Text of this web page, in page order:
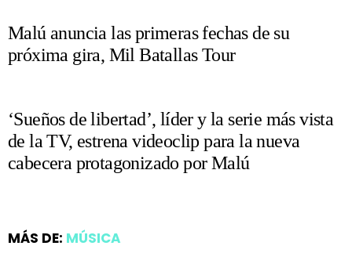
Malú anuncia las primeras fechas de su
próxima gira, Mil Batallas Tour
‘Sueños de libertad’, líder y la serie más vista
de la TV, estrena videoclip para la nueva
cabecera protagonizado por Malú
MÁS DE: MÚSICA